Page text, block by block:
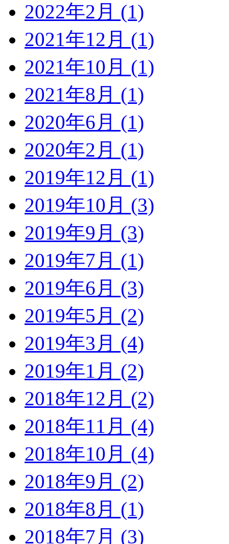
2022年2月 (1)
2021年12月 (1)
2021年10月 (1)
2021年8月 (1)
2020年6月 (1)
2020年2月 (1)
2019年12月 (1)
2019年10月 (3)
2019年9月 (3)
2019年7月 (1)
2019年6月 (3)
2019年5月 (2)
2019年3月 (4)
2019年1月 (2)
2018年12月 (2)
2018年11月 (4)
2018年10月 (4)
2018年9月 (2)
2018年8月 (1)
2018年7月 (3)